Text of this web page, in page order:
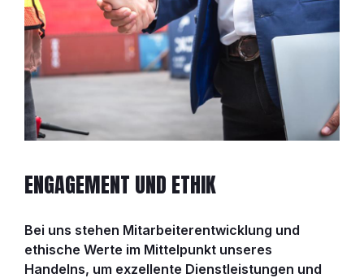
ENGAGEMENT UND ETHIK
Bei uns stehen Mitarbeiterentwicklung und
ethische Werte im Mittelpunkt unseres
Handelns, um exzellente Dienstleistungen und